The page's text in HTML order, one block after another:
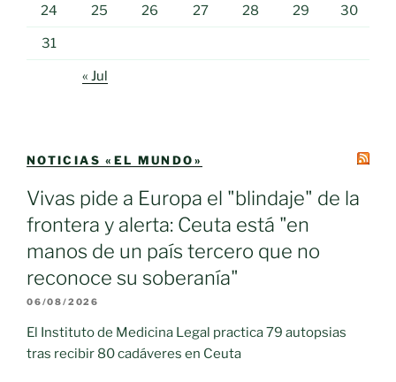
24 25 26 27 28 29 30
31
« Jul
NOTICIAS «EL MUNDO»
Vivas pide a Europa el "blindaje" de la
frontera y alerta: Ceuta está "en
manos de un país tercero que no
reconoce su soberanía"
06/08/2026
El Instituto de Medicina Legal practica 79 autopsias
tras recibir 80 cadáveres en Ceuta